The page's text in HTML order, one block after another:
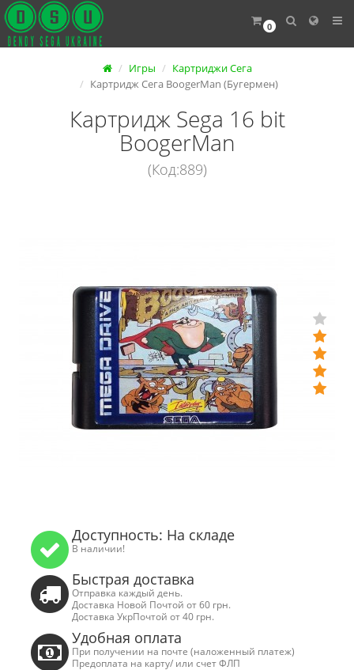
0
Игры
Картриджи Сега
Картридж Сега BoogerMan (Бугермен)
Картридж Sega 16 bit
BoogerMan
(Код:889)
Доступность: На складе
В наличии!
Быстрая доставка
Отправка каждый день.
Доставка Новой Почтой от 60 грн.
Доставка УкрПочтой от 40 грн.
Удобная оплата
При получении на почте (наложенный платеж)
Предоплата на карту/ или счет ФЛП